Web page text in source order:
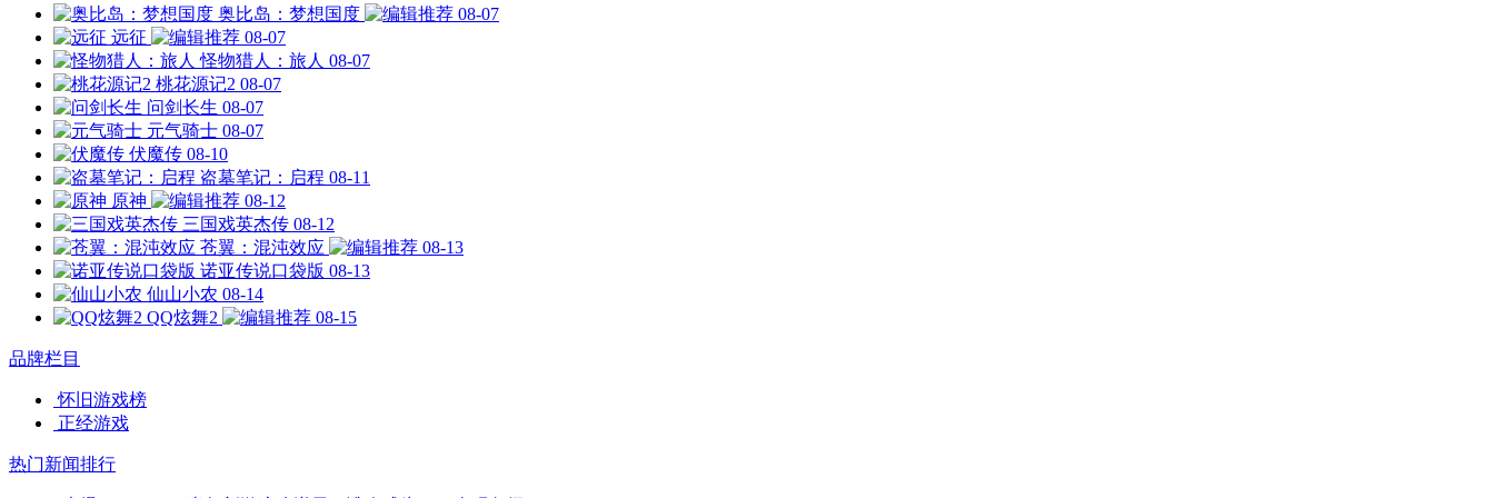
奥比岛：梦想国度
08-07
远征
08-07
怪物猎人：旅人 08-07
桃花源记2 08-07
问剑长生 08-07
元气骑士 08-07
伏魔传 08-10
盗墓笔记：启程 08-11
原神
08-12
三国戏英杰传 08-12
苍翼：混沌效应
08-13
诺亚传说口袋版 08-13
仙山小农 08-14
QQ炫舞2
08-15
品牌栏目
怀旧游戏榜
正经游戏
热门新闻排行